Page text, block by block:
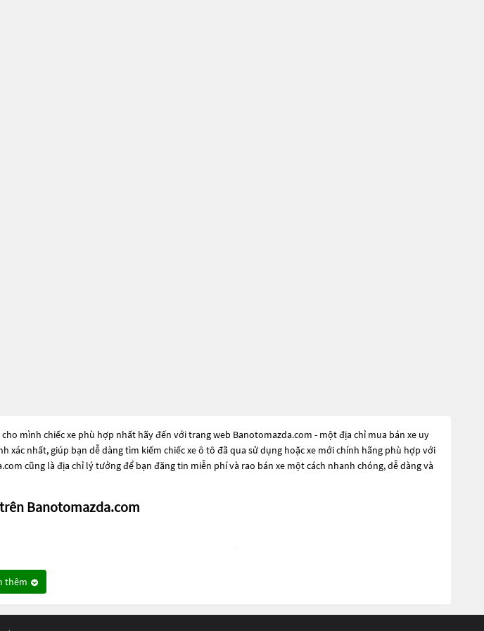
mình chiếc xe phù hợp nhất hãy đến với trang web Banotomazda.com - một địa chỉ mua bán xe uy
xác nhất, giúp bạn dễ dàng tìm kiếm chiếc xe ô tô đã qua sử dụng hoặc xe mới chính hãng phù hợp với
cũng là địa chỉ lý tưởng để bạn đăng tin miễn phí và rao bán xe một cách nhanh chóng, dễ dàng và
trên Banotomazda.com
Luxury 2.2L 4x2 AT năm 2017
2017này đều được kiểm tra và bảo dưỡng kỹ lưỡng để đảm bảo chất lượng và hiệu suất tốt nhất. Nếu
thêm